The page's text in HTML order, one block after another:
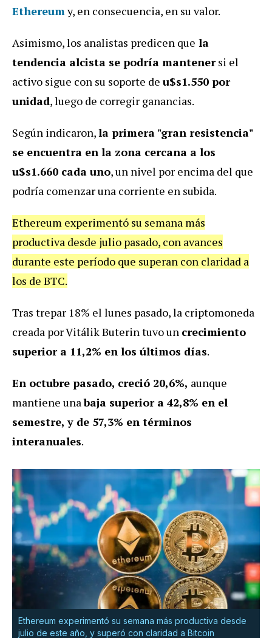
Ethereumy, en consecuencia, en su valor.
Asimismo, los analistas predicen que la
tendencia alcista se podría mantenersi el
activo sigue con su soporte de u$s1.550 por
unidad, luego de corregir ganancias.
Según indicaron,la primera "gran resistencia"
se encuentra en la zona cercana a los
u$s1.660 cada uno, un nivel por encima del que
podría comenzar una corriente en subida.
Ethereum experimentó su semana más
productiva desde julio pasado, con avances
durante este período que superan con claridad a
los de BTC.
Tras trepar 18% el lunes pasado, la criptomoneda
creada por Vitálik Buterin tuvo un crecimiento
superior a 11,2% en los últimos días.
En octubre pasado, creció 20,6%, aunque
mantiene unabaja superior a 42,8% en el
semestre, y de 57,3% en términos
interanuales.
Ethereum experimentó su semana más productiva desde
julio de este año, y superó con claridad a Bitcoin